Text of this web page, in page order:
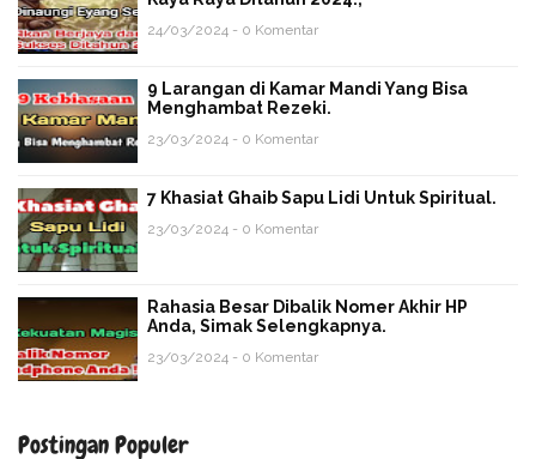
24/03/2024 - 0 Komentar
9 Larangan di Kamar Mandi Yang Bisa
Menghambat Rezeki.
23/03/2024 - 0 Komentar
7 Khasiat Ghaib Sapu Lidi Untuk Spiritual.
23/03/2024 - 0 Komentar
Rahasia Besar Dibalik Nomer Akhir HP
Anda, Simak Selengkapnya.
23/03/2024 - 0 Komentar
Postingan Populer